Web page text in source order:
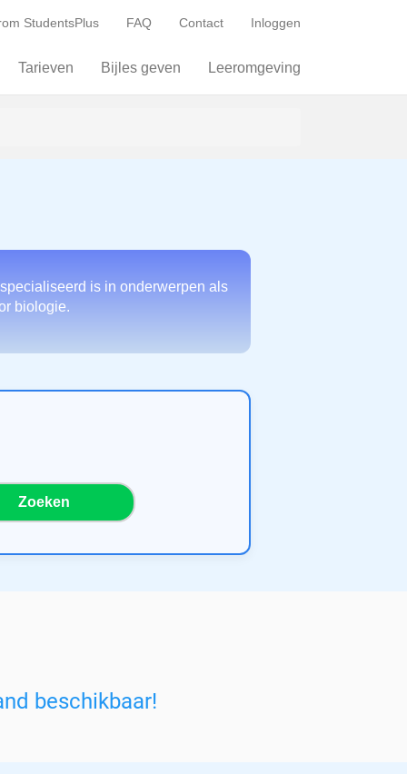
StudentsPlus FAQ Contact Inloggen
Tarieven Bijles geven Leeromgeving
is in onderwerpen als
biologie.
Zoeken
beschikbaar!